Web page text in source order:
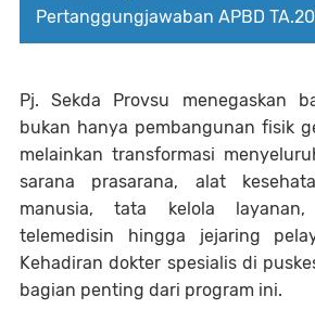
Pertanggungjawaban APBD
Pj. Sekda Provsu menegaskan
bukan hanya pembangunan fisik
melainkan transformasi
sarana prasarana, alat
manusia, tata kelola
telemedisin hingga jejaring
Kehadiran dokter spesialis di
bagian penting dari program ini.